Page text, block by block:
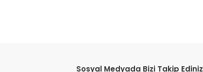
Sosyal Medyada Bizi Takip Ediniz